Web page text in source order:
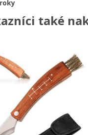
také